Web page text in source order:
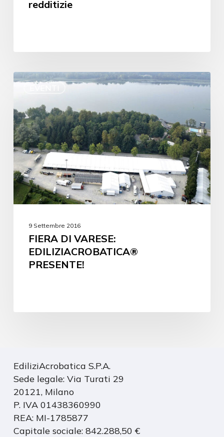
redditizie
EVENTI
9 Settembre 2016
FIERA DI VARESE:
EDILIZIACROBATICA®
PRESENTE!
EdiliziAcrobatica S.P.A.
Sede legale: Via Turati 29
20121, Milano
P. IVA 01438360990
REA: MI-1785877
Capitale sociale: 842.288,50 €